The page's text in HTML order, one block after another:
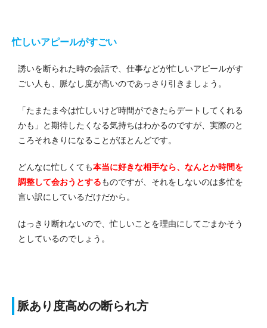
忙しいアピールがすごい
誘いを断られた時の会話で、仕事などが忙しいアピールがす
ごい人も、脈なし度が高いのであっさり引きましょう。
「たまたま今は忙しいけど時間ができたらデートしてくれる
かも」と期待したくなる気持ちはわかるのですが、実際のと
ころそれきりになることがほとんどです。
どんなに忙しくても本当に好きな相手なら、なんとか時間を
調整して会おうとするものですが、それをしないのは多忙を
言い訳にしているだけだから。
はっきり断れないので、忙しいことを理由にしてごまかそう
としているのでしょう。
脈あり度高めの断られ方